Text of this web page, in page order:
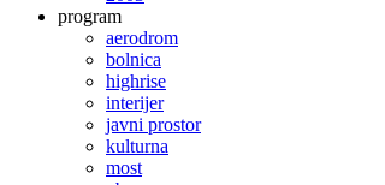
program
aerodrom
bolnica
highrise
interijer
javni prostor
kulturna
most